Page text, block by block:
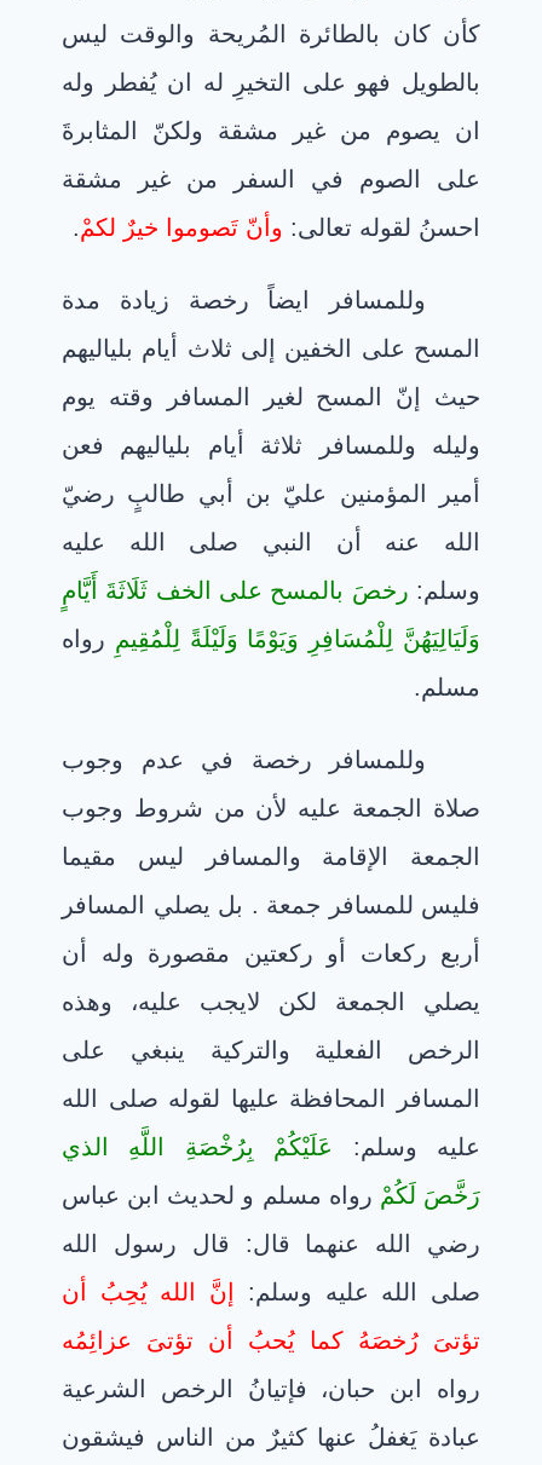
كأن كان بالطائرة المُريحة والوقت ليس
بالطويل فهو على التخيرِ له ان يُفطر وله
ان يصوم من غير مشقة ولكنّ المثابرةَ
على الصوم في السفر من غير مشقة
احسنُ لقوله تعالى: وأنّ تَصوموا خيرٌ لكمْ.
وللمسافر ايضاً رخصة زيادة مدة
المسح على الخفين إلى ثلاث أيام بلياليهم
حيث إنّ المسح لغير المسافر وقته يوم
وليله وللمسافر ثلاثة أيام بلياليهم فعن
أمير المؤمنين عليّ بن أبي طالبٍ رضيّ
الله عنه أن النبي صلى الله عليه
وسلم: رخصَ بالمسح على الخف ثَلَاثَةَ أَيَّامٍ
وَلَيَالِيَهُنَّ لِلْمُسَافِرِ وَيَوْمًا وَلَيْلَةً لِلْمُقِيمِ رواه
مسلم.
وللمسافر رخصة في عدم وجوب
صلاة الجمعة عليه لأن من شروط وجوب
الجمعة الإقامة والمسافر ليس مقيما
فليس للمسافر جمعة . بل يصلي المسافر
أربع ركعات أو ركعتين مقصورة وله أن
يصلي الجمعة لكن لايجب عليه، وهذه
الرخص الفعلية والتركية ينبغي على
المسافر المحافظة عليها لقوله صلى الله
عليه وسلم:
عَلَيْكُمْ بِرُخْصَةِ اللَّهِ الذي
رَخَّصَ لَكُمْ رواه مسلم و لحديث ابن عباس
رضي الله عنهما قال: قال رسول الله
صلى الله عليه وسلم:
إنَّ الله يُحِبُ أن
تؤتىَ رُخصَهُ كما يُحبُ أن تؤتىَ عزائِمُه
رواه ابن حبان، فإتيانُ الرخص الشرعية
عبادة يَغفلُ عنها كثيرٌ من الناس فيشقون